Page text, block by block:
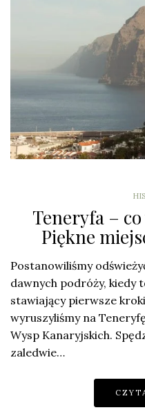
Teneryfa –
Piękne
Postanowiliśmy
dawnych podróży, kiedy
stawiający pierwsze
wyruszyliśmy na
Wysp Kanaryjskich.
zaledwie…